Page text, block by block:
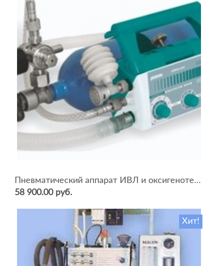
Пневматический аппарат ИВЛ и оксигенотерапии портативный АИВЛп-2/20-«ТМТ»
58 900.00 руб.
Хит!